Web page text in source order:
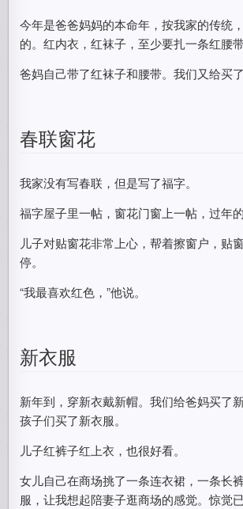
今年是爸爸妈妈的本命年，按我家的传统
的。红内衣，红袜子，至少要扎一条红腰带
爸妈自己带了红袜子和腰带。我们又给买
春联窗花
我家没有写春联，但是写了福字。
福字屋子里一帖，窗花门窗上一帖，过年的
儿子对贴窗花非常上心，帮着擦窗户，贴
停。
“我最喜欢红色，”他说。
新衣服
新年到，穿新衣戴新帽。我们给爸妈买了
孩子们买了新衣服。
儿子红裤子红上衣，也很好看。
女儿自己在商场挑了一条连衣裙，一条长
服，让我想起陪妻子逛商场的感觉。惊觉